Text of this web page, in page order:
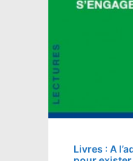
Livres : A